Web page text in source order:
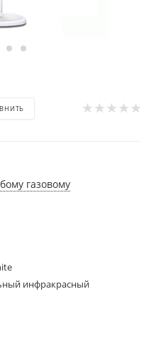
газовому
инфракрасный